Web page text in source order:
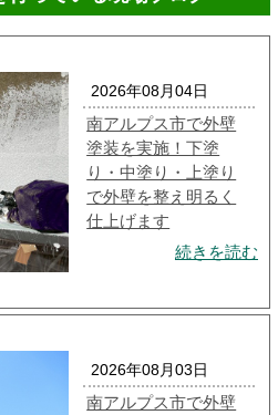
2026年08月04日
南アルプス市で外壁
塗装を実施！下塗
り・中塗り・上塗り
で外壁を整え明るく
仕上げます
続きを読む
2026年08月03日
南アルプス市で外壁